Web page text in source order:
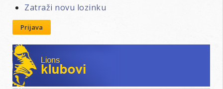
Zatraži novu lozinku
Prijava
Lions klubovi